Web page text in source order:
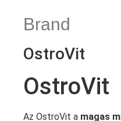
Brand
OstroVit
OstroVit
Az OstroVit a magas